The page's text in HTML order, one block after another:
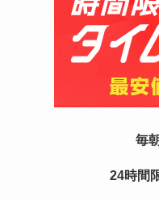
毎
24時間